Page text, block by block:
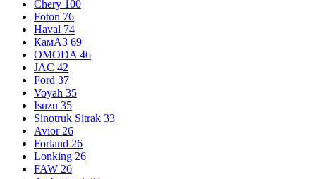
Chery 100
Foton 76
Haval 74
КамАЗ 69
OMODA 46
JAC 42
Ford 37
Voyah 35
Isuzu 35
Sinotruk Sitrak 33
Avior 26
Forland 26
Lonking 26
FAW 26